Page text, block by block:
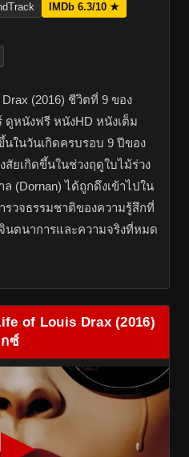
IMDb 6.3/10 ★
(2016) ชีวิตที่ 9 ของ
ดูหนังฟรี หนังHD หนังเต็ม
ขึ้นในวันเกิดครบรอบ 9 ปีของ
ยเกิดขึ้นในช่วงฤดูใบไม้ร่วง
(Dornan) ได้ถูกดึงเข้าไปใน
วจธรรมชาติของความรู้สึกที่
นตนาการและความจริงที่หมด
of Louis Drax (2016)
ซ์
▶